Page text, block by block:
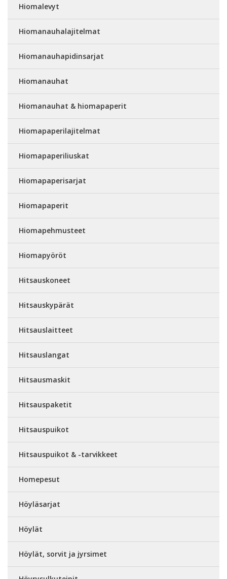
Hiomalevyt
Hiomanauhalajitelmat
Hiomanauhapidinsarjat
Hiomanauhat
Hiomanauhat & hiomapaperit
Hiomapaperilajitelmat
Hiomapaperiliuskat
Hiomapaperisarjat
Hiomapaperit
Hiomapehmusteet
Hiomapyöröt
Hitsauskoneet
Hitsauskypärät
Hitsauslaitteet
Hitsauslangat
Hitsausmaskit
Hitsauspaketit
Hitsauspuikot
Hitsauspuikot & -tarvikkeet
Homepesut
Höyläsarjat
Höylät
Höylät, sorvit ja jyrsimet